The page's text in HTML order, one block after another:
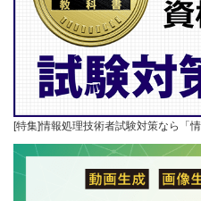
[特集]情報処理技術者試験対策なら「